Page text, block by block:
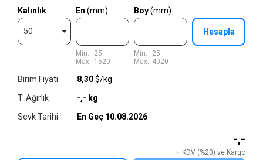
Kalınlık
50
En (mm)
Min:
Max:
25
1520
Boy(mm)
Min:
Max:
25
4020
Hesapla
-,-
+ KDV (%20) ve Kargo
Birim Fiyatı
T. Ağırlık
Sevk Tarihi
8,30$/kg
-,- kg
En Geç 10.08.2026